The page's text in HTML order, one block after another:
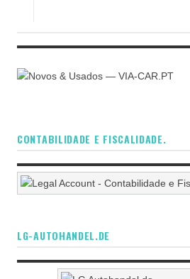
CONTABILIDADE E FISCALIDADE.
LG-AUTOHANDEL.DE